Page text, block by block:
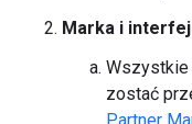
Marka i
Wszystkie
zostać